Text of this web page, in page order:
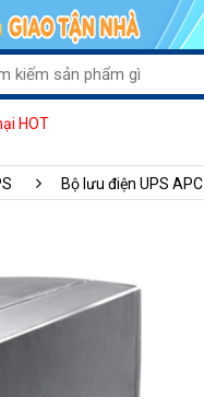
HOT
Bộ lưu điện UPS APC